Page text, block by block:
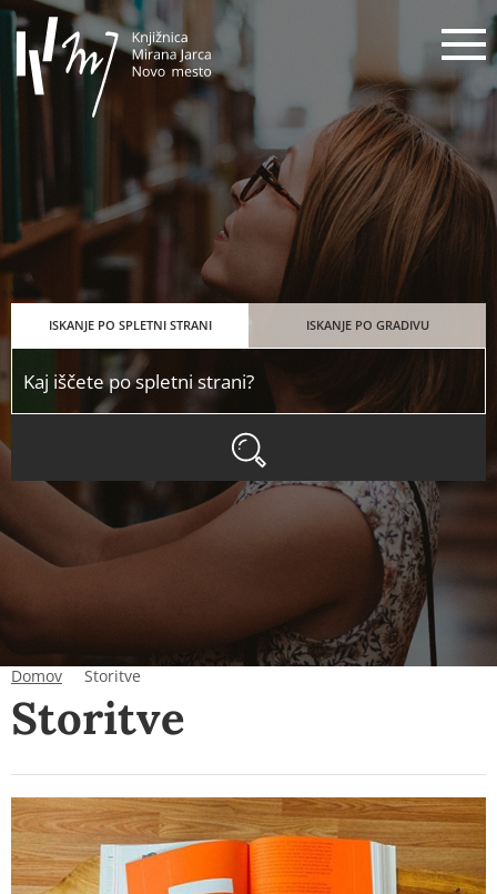
Knjižnica Mirana Jarca Novo
ISKANJE PO SPLETNI STRANI ISKANJE PO GRADIVU
ISKANJE
Domov Storitve
Storitve